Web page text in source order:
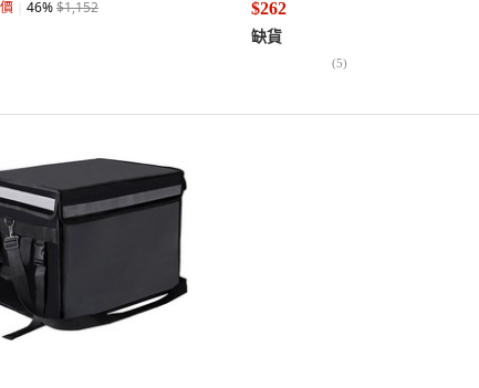
46%$1,152
$262
缺貨
(5)